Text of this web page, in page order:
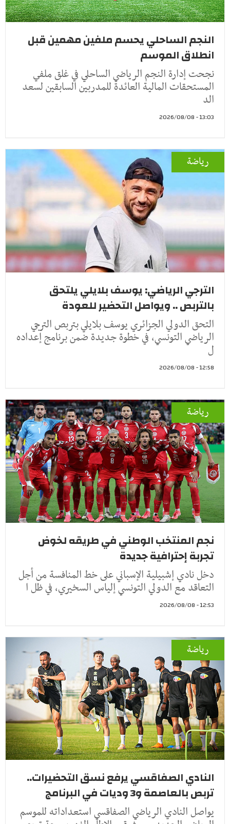
النجم الساحلي يحسم ملفين مهمين قبل
انطلاق الموسم
نجحت إدارة النجم الرياضي الساحلي في غلق ملفي
المستحقات المالية العائدة للمدربين السابقين لسعد
الد
13:03 - 2026/08/08
رياضة
الترجي الرياضي: يوسف بلايلي يلتحق
بالتربص .. ويواصل التحضير للعودة
التحق الدولي الجزائري يوسف بلايلي بتربص الترجي
الرياضي التونسي، في خطوة جديدة ضمن برنامج إعداده
ل
12:58 - 2026/08/08
رياضة
نجم المنتخب الوطني في طريقه لخوض
تجربة إحترافية جديدة
دخل نادي إشبيلية الإسباني على خط المنافسة من أجل
التعاقد مع الدولي التونسي إلياس السخيري، في ظل ا
12:53 - 2026/08/08
رياضة
النادي الصفاقسي يرفع نسق التحضيرات..
تربص بالعاصمة و3 وديات في البرنامج
يواصل النادي الرياضي الصفاقسي استعداداته للموسم